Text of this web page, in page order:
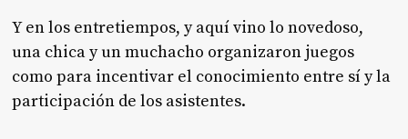
Y en los entretiempos, y aquí vino lo novedoso,
una chica y un muchacho organizaron juegos
como para incentivar el conocimiento entre sí y la
participación de los asistentes.